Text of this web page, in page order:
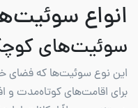
انواع
سوئیت‌های
این نوع سوئیت‌ها که فضای
برای اقامت‌های کوتاه‌مدت و